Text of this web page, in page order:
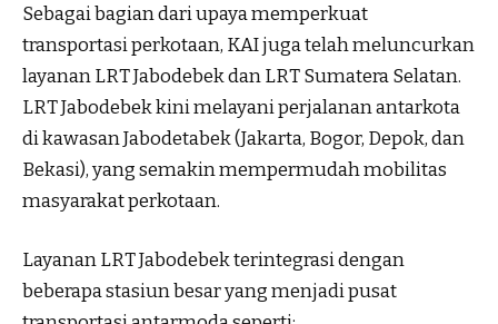
Sebagai bagian dari upaya memperkuat
transportasi perkotaan, KAI juga telah meluncurkan
layanan LRT Jabodebek dan LRT Sumatera Selatan.
LRT Jabodebek kini melayani perjalanan antarkota
di kawasan Jabodetabek (Jakarta, Bogor, Depok, dan
Bekasi), yang semakin mempermudah mobilitas
masyarakat perkotaan.
Layanan LRT Jabodebek terintegrasi dengan
beberapa stasiun besar yang menjadi pusat